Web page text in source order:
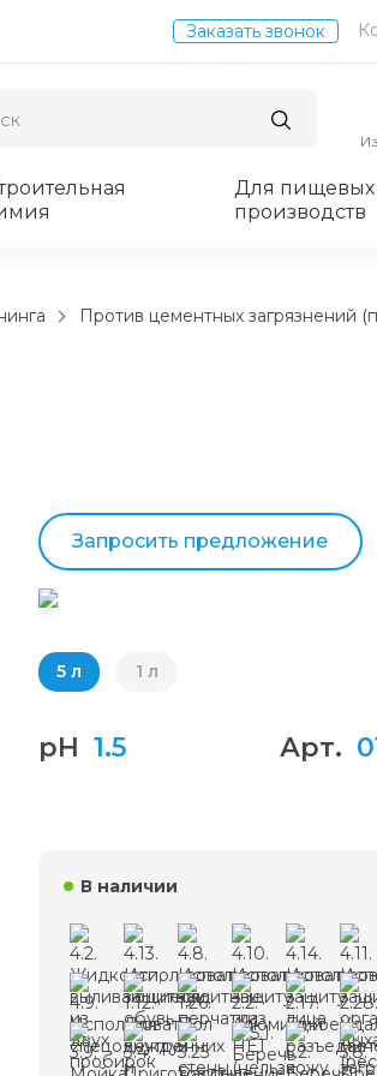
Заказать звонок
Для пищевых
производств
Против цементных загрязнений
Запросить предложение
5 л 1 л
pH 1.5 Арт.
В наличии